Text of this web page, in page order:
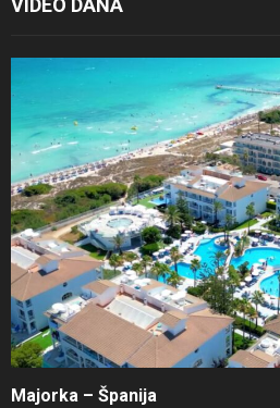
VIDEO DANA
Majorka – Španija